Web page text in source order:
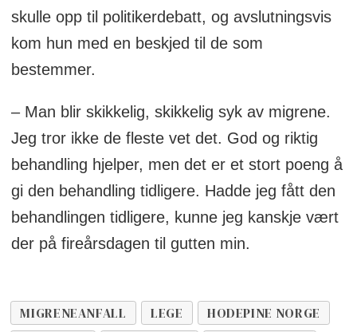
skulle opp til politikerdebatt, og avslutningsvis
kom hun med en beskjed til de som
bestemmer.
– Man blir skikkelig, skikkelig syk av migrene.
Jeg tror ikke de fleste vet det. God og riktig
behandling hjelper, men det er et stort poeng å
gi den behandling tidligere. Hadde jeg fått den
behandlingen tidligere, kunne jeg kanskje vært
der på fireårsdagen til gutten min.
MIGRENEANFALL LEGE
HODEPINE NORGE